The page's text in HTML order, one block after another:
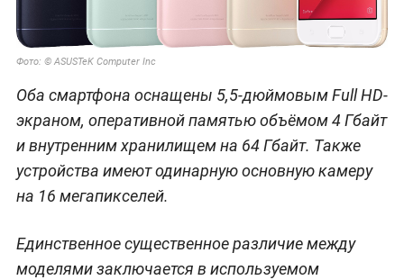
Фото: © ASUSTeK Computer Inc
Оба смартфона оснащены 5,5-дюймовым Full HD-
экраном, оперативной памятью объёмом 4 Гбайт
и внутренним хранилищем на 64 Гбайт. Также
устройства имеют одинарную основную камеру
на 16 мегапикселей.
Единственное существенное различие между
моделями заключается в используемом